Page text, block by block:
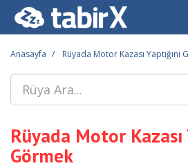
Anasayfa Rüyada Motor Kazası Yaptığını
Rüyada Motor Kazası
Görmek